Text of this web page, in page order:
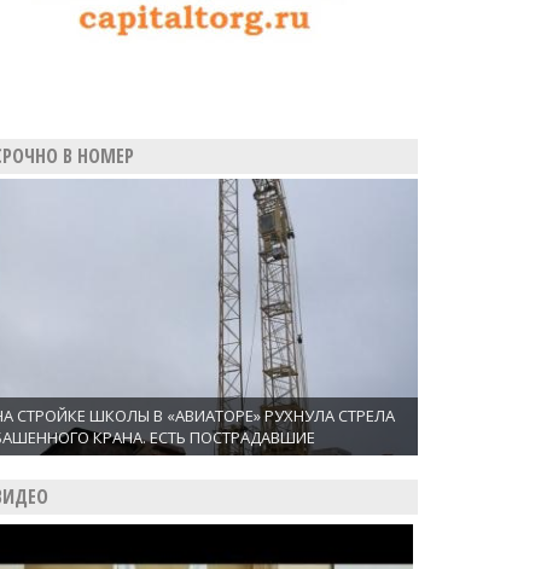
В НОМЕР
СТРОЙКЕ ШКОЛЫ В «АВИАТОРЕ» РУХНУЛА СТРЕЛА
КРАНА. ЕСТЬ ПОСТРАДАВШИЕ